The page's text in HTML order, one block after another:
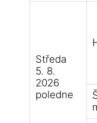
Středa
5. 8.
2026
poledne